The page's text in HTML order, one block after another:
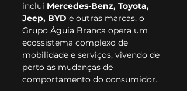
inclui Mercedes-Benz, Toyota,
Jeep, BYD e outras marcas, o
Grupo Águia Branca opera um
ecossistema complexo de
mobilidade e serviços, vivendo de
perto as mudanças de
comportamento do consumidor.